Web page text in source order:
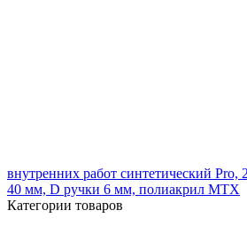
внутренних работ синтетический
40 мм, D ручки 6 мм, полиакрил MTX
Категории товаров